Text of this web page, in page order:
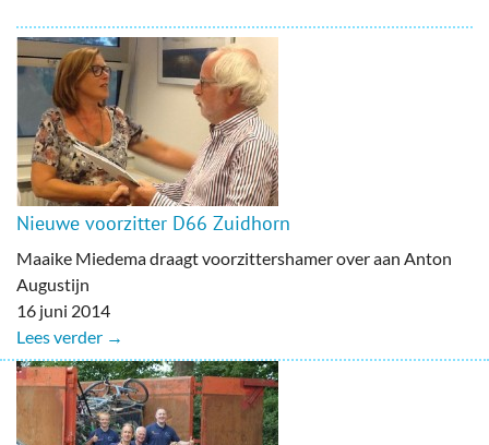
Nieuwe voorzitter D66 Zuidhorn
Maaike Miedema draagt voorzittershamer over aan Anton
Augustijn
16 juni 2014
Lees verder →